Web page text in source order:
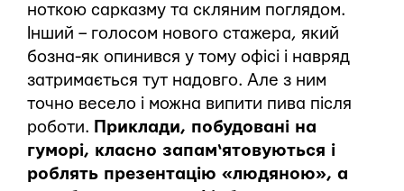
ноткою сарказму та скляним поглядом.
Інший – голосом нового стажера, який
бозна-як опинився у тому офісі і навряд
затримається тут надовго. Але з ним
точно весело і можна випити пива після
роботи. Приклади, побудовані на
гуморі, класно запам‘ятовуються і
роблять презентацію «людяною», а